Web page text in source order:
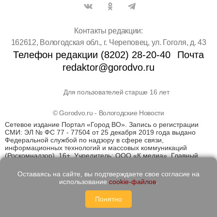
Контакты редакции:
162612, Вологодская обл., г. Череповец, ул. Гоголя, д. 43
Телефон редакции (8202) 28-20-40
Почта
redaktor@gorodvo.ru
Для пользователей старше 16 лет
© Gorodvo.ru - Вологодские Новости
Сетевое издание Портал «Город ВО». Запись о регистрации
СМИ: ЭЛ № ФС 77 - 77504 от 25 декабря 2019 года выдано
Федеральной службой по надзору в сфере связи,
информационных технологий и массовых коммуникаций
(Роскомнадзор). 16+. Учредитель: ООО «К медиа». Главный
применяются рекомендательные технологии (информационные
технологии предоставления информации на основе сбора,
систематизации и анализа сведений, относящихся к
предпочтениям пользователей сети "Интернет", находящихся
на территории Российской Федерации)
Оставаясь на сайте, вы подтверждаете свое согласие на
использование cookie-файлов
Понятно